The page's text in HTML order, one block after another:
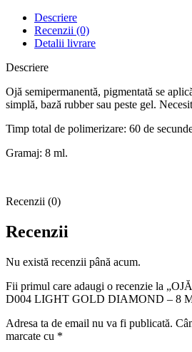
Descriere
Recenzii (0)
Detalii livrare
Descriere
Ojă semipermanentă, pigmentată se
simplă, bază rubber sau peste gel.
Timp total de polimerizare: 60 de
Gramaj: 8 ml.
Recenzii (0)
Recenzii
Nu există recenzii până acum.
Fii primul care adaugi o recenzie la
D004 LIGHT GOLD DIAMOND – 8
Adresa ta de email nu va fi publicată.
marcate cu *